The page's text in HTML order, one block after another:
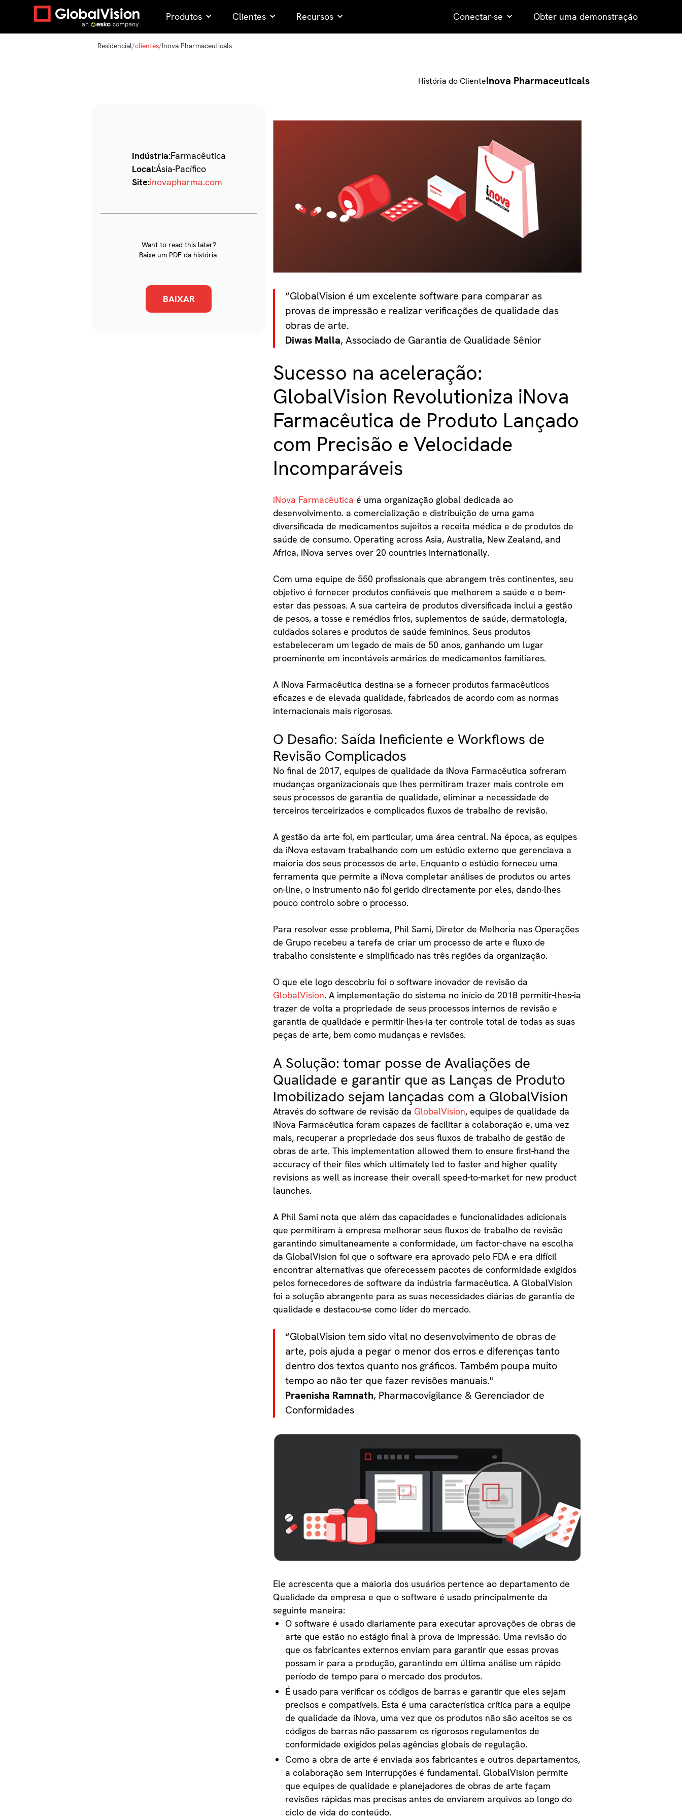
Produtos Clientes Recursos Conectar-se Obter uma demonstração
Residencial/clientes/Inova Pharmaceuticals
História do ClienteInova Pharmaceuticals
Indústria:Farmacêutica
Local:Ásia-Pacífico
Site:inovapharma.com
Want to read this later?
Baixe um PDF da história.
BAIXAR
“GlobalVision é um excelente software para comparar as
provas de impressão e realizar verificações de qualidade das
obras de arte.
Diwas Malla, Associado de Garantia de Qualidade Sênior
Sucesso na aceleração:
GlobalVision Revolutioniza iNova
Farmacêutica de Produto Lançado
com Precisão e Velocidade
Incomparáveis
iNova Farmacêutica é uma organização global dedicada ao
desenvolvimento. a comercialização e distribuição de uma gama
diversificada de medicamentos sujeitos a receita médica e de produtos de
saúde de consumo. Operating across Asia, Australia, New Zealand, and
Africa, iNova serves over 20 countries internationally.
Com uma equipe de 550 profissionais que abrangem três continentes, seu
objetivo é fornecer produtos confiáveis que melhorem a saúde e o bem-
estar das pessoas. A sua carteira de produtos diversificada inclui a gestão
de pesos, a tosse e remédios frios, suplementos de saúde, dermatologia,
cuidados solares e produtos de saúde femininos. Seus produtos
estabeleceram um legado de mais de 50 anos, ganhando um lugar
proeminente em incontáveis armários de medicamentos familiares.
A iNova Farmacêutica destina-se a fornecer produtos farmacêuticos
eficazes e de elevada qualidade, fabricados de acordo com as normas
internacionais mais rigorosas.
O Desafio: Saída Ineficiente e Workflows de
Revisão Complicados
No final de 2017, equipes de qualidade da iNova Farmacêutica sofreram
mudanças organizacionais que lhes permitiram trazer mais controle em
seus processos de garantia de qualidade, eliminar a necessidade de
terceiros terceirizados e complicados fluxos de trabalho de revisão.
A gestão da arte foi, em particular, uma área central. Na época, as equipes
da iNova estavam trabalhando com um estúdio externo que gerenciava a
maioria dos seus processos de arte. Enquanto o estúdio forneceu uma
ferramenta que permite a iNova completar análises de produtos ou artes
on-line, o instrumento não foi gerido directamente por eles, dando-lhes
pouco controlo sobre o processo.
Para resolver esse problema, Phil Sami, Diretor de Melhoria nas Operações
de Grupo recebeu a tarefa de criar um processo de arte e fluxo de
trabalho consistente e simplificado nas três regiões da organização.
O que ele logo descobriu foi o software inovador de revisão da
GlobalVision. A implementação do sistema no início de 2018 permitir-lhes-ia
trazer de volta a propriedade de seus processos internos de revisão e
garantia de qualidade e permitir-lhes-ia ter controle total de todas as suas
peças de arte, bem como mudanças e revisões.
A Solução: tomar posse de Avaliações de
Qualidade e garantir que as Lanças de Produto
Imobilizado sejam lançadas com a GlobalVision
Através do software de revisão da GlobalVision, equipes de qualidade da
iNova Farmacêutica foram capazes de facilitar a colaboração e, uma vez
mais, recuperar a propriedade dos seus fluxos de trabalho de gestão de
obras de arte. This implementation allowed them to ensure first-hand the
accuracy of their files which ultimately led to faster and higher quality
revisions as well as increase their overall speed-to-market for new product
launches.
A Phil Sami nota que além das capacidades e funcionalidades adicionais
que permitiram à empresa melhorar seus fluxos de trabalho de revisão
garantindo simultaneamente a conformidade, um factor-chave na escolha
da GlobalVision foi que o software era aprovado pelo FDA e era difícil
encontrar alternativas que oferecessem pacotes de conformidade exigidos
pelos fornecedores de software da indústria farmacêutica. A GlobalVision
foi a solução abrangente para as suas necessidades diárias de garantia de
qualidade e destacou-se como líder do mercado.
“GlobalVision tem sido vital no desenvolvimento de obras de
arte, pois ajuda a pegar o menor dos erros e diferenças tanto
dentro dos textos quanto nos gráficos. Também poupa muito
tempo ao não ter que fazer revisões manuais."
Praenisha Ramnath, Pharmacovigilance & Gerenciador de
Conformidades
Ele acrescenta que a maioria dos usuários pertence ao departamento de
Qualidade da empresa e que o software é usado principalmente da
seguinte maneira:
O software é usado diariamente para executar aprovações de obras de
arte que estão no estágio final à prova de impressão. Uma revisão do
que os fabricantes externos enviam para garantir que essas provas
possam ir para a produção, garantindo em última análise um rápido
período de tempo para o mercado dos produtos.
É usado para verificar os códigos de barras e garantir que eles sejam
precisos e compatíveis. Esta é uma característica crítica para a equipe
de qualidade da iNova, uma vez que os produtos não são aceitos se os
códigos de barras não passarem os rigorosos regulamentos de
conformidade exigidos pelas agências globais de regulação.
Como a obra de arte é enviada aos fabricantes e outros departamentos,
a colaboração sem interrupções é fundamental. GlobalVision permite
que equipes de qualidade e planejadores de obras de arte façam
revisões rápidas mas precisas antes de enviarem arquivos ao longo do
ciclo de vida do conteúdo.